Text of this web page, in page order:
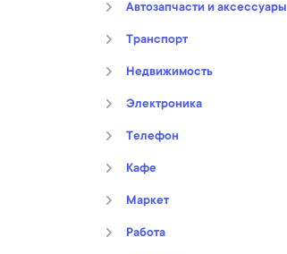
Автозапчасти и аксессуары
Транспорт
Недвижимость
Электроника
Телефон
Кафе
Маркет
Работа